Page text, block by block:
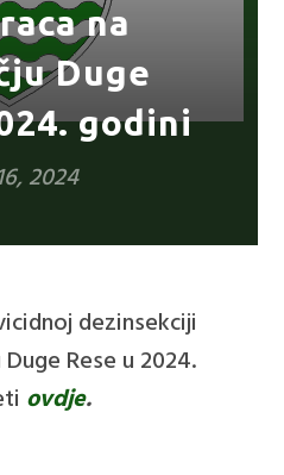
na
Duge
godini
2024
dezinsekciji
Rese u 2024.
ovdje.